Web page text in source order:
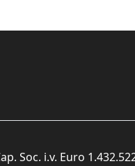
Soc. i.v. Euro